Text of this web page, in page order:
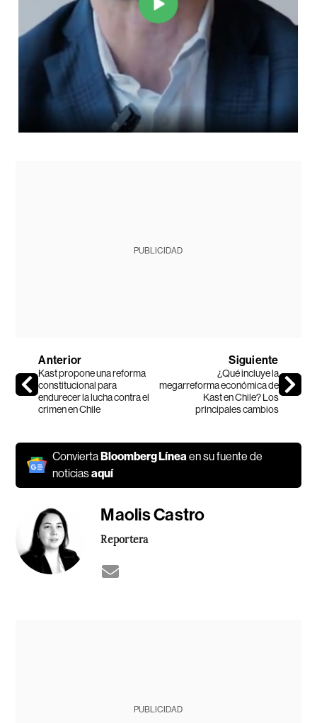
PUBLICIDAD
Anterior
Kast propone una reforma
constitucional para
endurecer la lucha contra el
crimen en Chile
Siguiente
¿Qué incluye la
megarreforma económica de
Kast en Chile? Los
principales cambios
ConviertaBloomberg Línea en su fuente de
noticiasaquí
Maolis Castro
Reportera
PUBLICIDAD